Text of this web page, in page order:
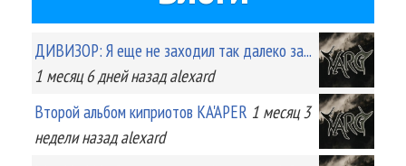
ДИВИЗОР: Я еще не заходил так далеко за...
1 месяц 6 днейназад alexard
Второй альбом киприотов KA'APER 1 месяц 3
неделиназад alexard